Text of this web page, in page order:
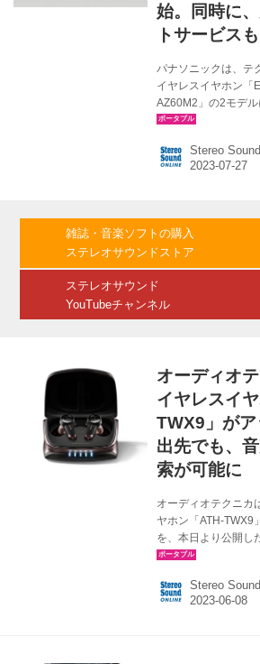
始。同時に
トサービスも
パナソニックは、テ
イヤレスイヤホン「
AZ60M2」の2モデ
応したファームウェ
た。また同日より、
寄せられていた、完
内容：「最適なイヤ
応 ?イヤホン本体と
Stereo
雑誌・音楽ソフトの購入
ステレオサウンドストア
ステレオサウンド
YouTubeチャンネル
オーディオ
イヤレスイ
TWX9」が
出先でも、
索が可能に
オーディオテクニカ
ヤホン「ATH-TWX9
を、本日より公開し
容としては、キーア
順番の選択などが挙
容 公開日：6月8日
Stereo